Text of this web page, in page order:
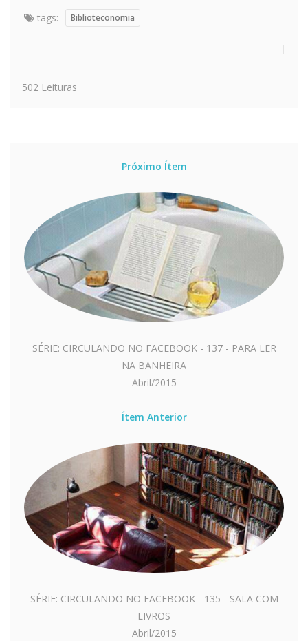
tags: Biblioteconomia
502 Leituras
Próximo Ítem
SÉRIE: CIRCULANDO NO FACEBOOK - 137 - PARA LER
NA BANHEIRA
Abril/2015
Ítem Anterior
SÉRIE: CIRCULANDO NO FACEBOOK - 135 - SALA COM
LIVROS
Abril/2015